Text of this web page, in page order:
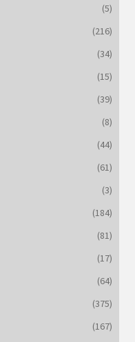
(5)
(216)
(34)
(15)
(39)
(8)
(44)
(61)
(3)
(184)
(81)
(17)
(64)
(375)
(167)